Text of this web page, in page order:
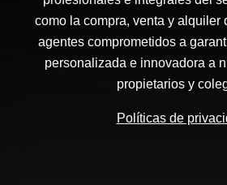
como la compra, venta y alquiler
agentes comprometidos a
personalizada e innovadora a
propietarios y
Políticas de